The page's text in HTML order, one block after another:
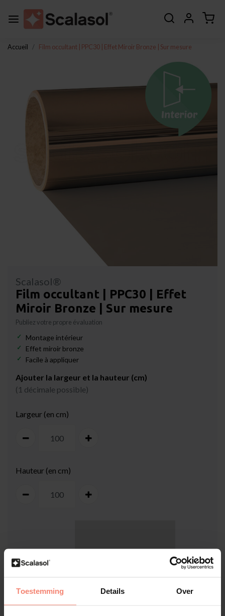
Toestemming Details Over
Accueil Film occultant | PPC30 | Effet Miroir Bronze | Sur mesure
Scalasol®
Film occultant | PPC30 | Effet
Miroir Bronze | Sur mesure
Publiez votre propre évaluation
Montage intérieur
Effet miroir bronze
Facile à appliquer
Ajouter la largeur et la hauteur (cm)
(1 décimale possible)
Largeur (en cm)
Hauteur (en cm)